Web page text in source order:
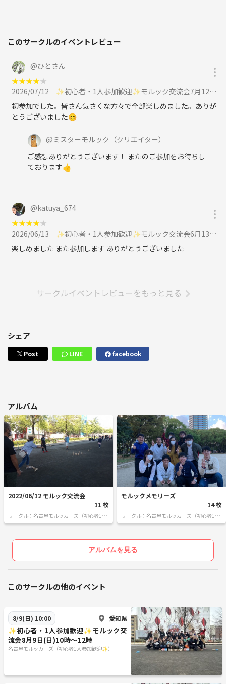
このサークルのイベントレビュー
@ひとさん
★★★★★
2026/07/12
✨初心者・1人参加歓迎✨モルック交流会7月12日(日)10時〜12時に参加
初参加でした。皆さん気さくな方々で全部楽しめました。ありが
とうございました😊
@ミスターモルック （クリエイター）
ご感想ありがとうございます！ またのご参加をお待ちし
ております👍
@katuya_674
★★★★★
2026/06/13
✨初心者・1人参加歓迎✨モルック交流会6月13日(土)10時〜12時に参加
楽しめました また参加します ありがとうございました
サークルイベントレビューをもっと見る
シェア
Post LINE facebook
アルバム
2022/06/12 モルック交流会
11 枚
サークル：名古屋モルッカーズ（初心者1人
参加歓迎✨）
モルックメモリーズ
14 枚
サークル：名古屋モルッカーズ（初心者1人
参加歓迎✨）
アルバムを見る
このサークルの他のイベント
8/9(日) 10:00 愛知県
✨初心者・1人参加歓迎✨モルック交
流会8月9日(日)10時〜12時
名古屋モルッカーズ（初心者1人参加歓迎✨）